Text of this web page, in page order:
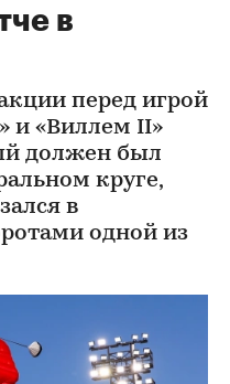
в
перед игрой
и «Виллем II»
должен был
круге,
в
одной из